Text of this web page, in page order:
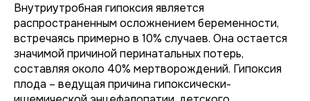
Внутриутробная гипоксия является
распространенным осложнением беременности,
встречаясь примерно в 10% случаев. Она остается
значимой причиной перинатальных потерь,
составляя около 40% мертворождений. Гипоксия
плода – ведущая причина гипоксически-